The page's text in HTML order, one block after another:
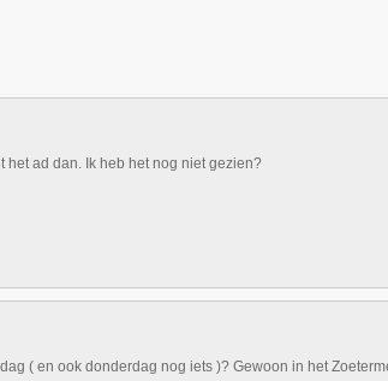
het ad dan. Ik heb het nog niet gezien?
( en ook donderdag nog iets )? Gewoon in het